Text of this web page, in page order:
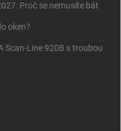
Proč se nemusíte bát
oken?
Scan-Line 920B s troubou